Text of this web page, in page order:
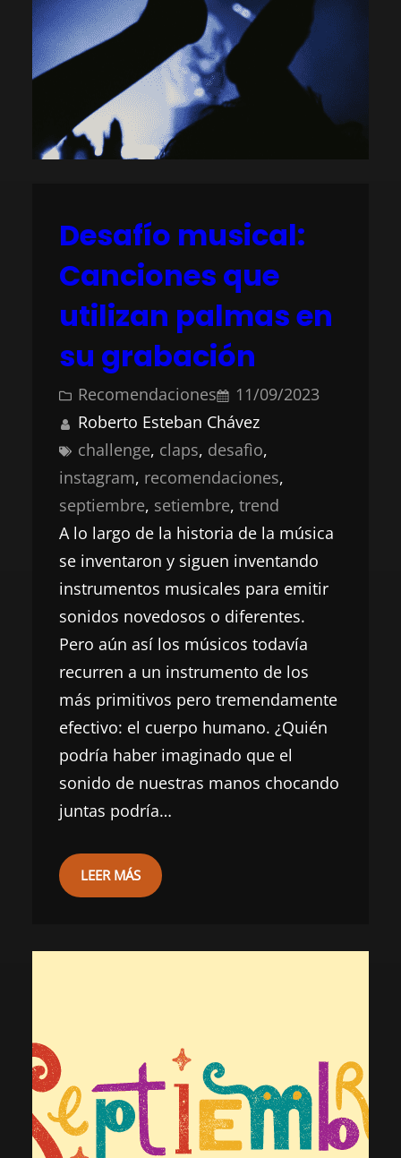
Desafío musical:
Canciones que
utilizan palmas en
su grabación
Recomendaciones
11/09/2023
Roberto Esteban Chávez
challenge, claps, desafìo
instagram, recomendaciones
septiembre, setiembre, trend
A lo largo de la historia de la música
se inventaron y siguen inventando
instrumentos musicales para emitir
sonidos novedosos o diferentes.
Pero aún así los músicos todavía
recurren a un instrumento de los
más primitivos pero tremendamente
efectivo: el cuerpo humano. ¿Quién
podría haber imaginado que el
sonido de nuestras manos chocando
juntas podría…
LEER MÁS